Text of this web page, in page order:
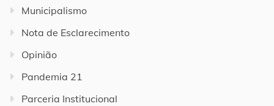
Municipalismo
Nota de Esclarecimento
Opinião
Pandemia 21
Parceria Institucional